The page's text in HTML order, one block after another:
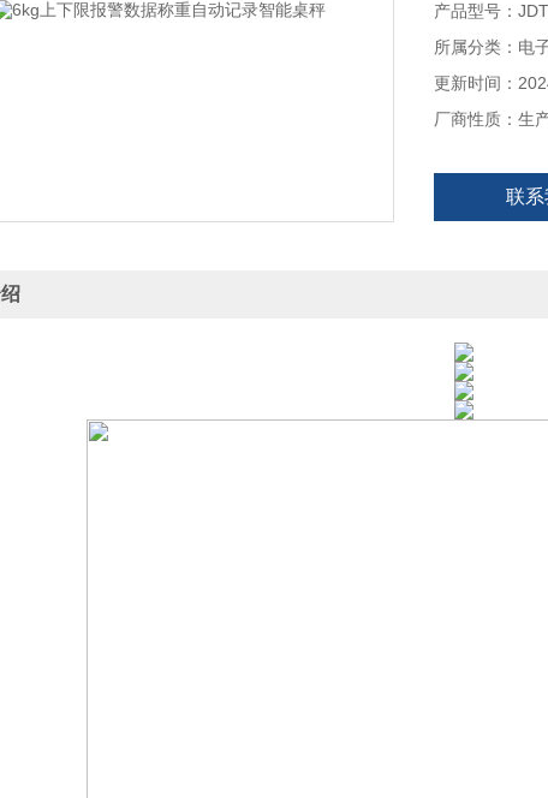
（3）. 计重称
（4）. 连接计
（5）. 可定制
产品型号：
所属分类：电
更新时间：
厂商性质：生
联系